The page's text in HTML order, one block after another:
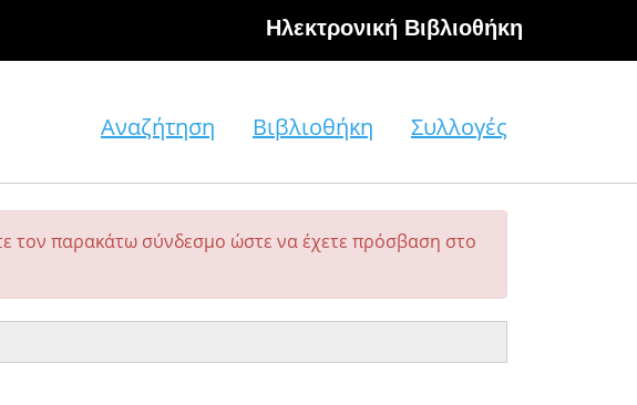
Hλεκτρονική Βιβλιοθήκη
Αναζήτηση Βιβλιοθήκη Συλλογές
τον παρακάτω σύνδεσμο ώστε να έχετε πρόσβαση στο